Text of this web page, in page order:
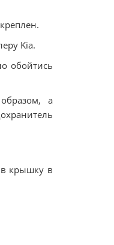
Kia.
обойтись
а
крышку в